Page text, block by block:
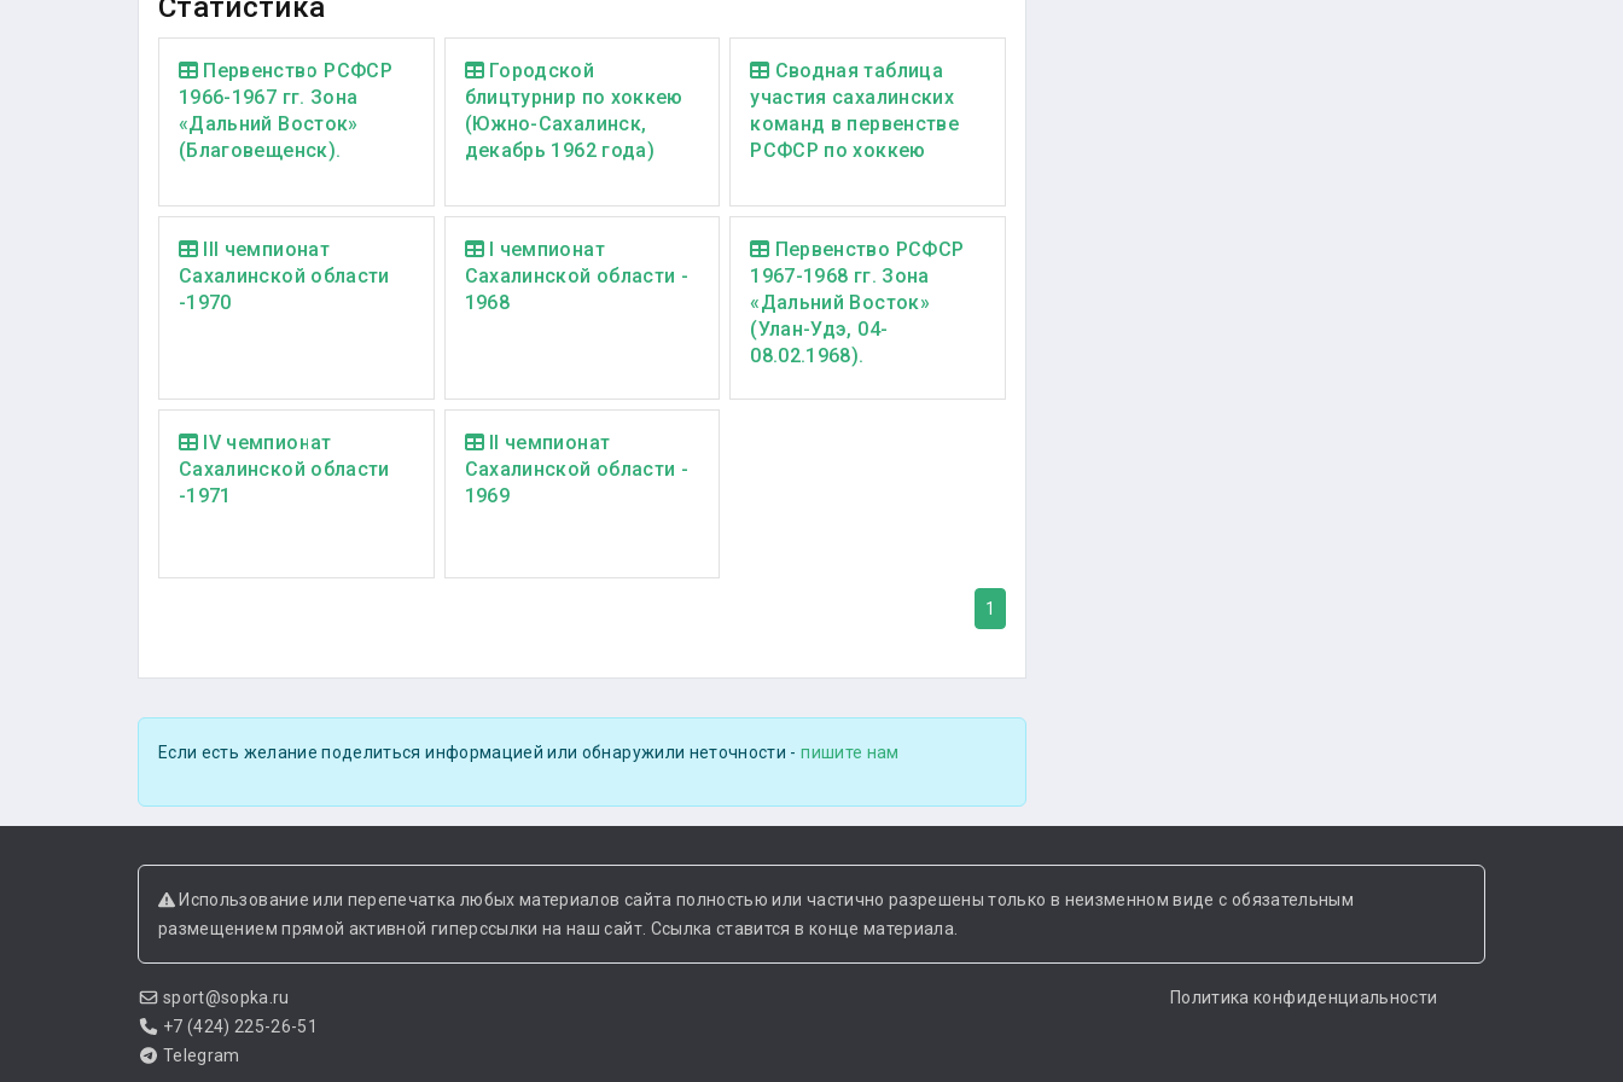
Статистика
Первенство РСФСР
1966-1967 гг. Зона
«Дальний Восток»
(Благовещенск).
Городской
блицтурнир по хоккею
(Южно-Сахалинск,
декабрь 1962 года)
Сводная таблица
участия сахалинских
команд в первенстве
РСФСР по хоккею
III чемпионат
Сахалинской области
-1970
I чемпионат
Сахалинской области -
1968
Первенство РСФСР
1967-1968 гг. Зона
«Дальний Восток»
(Улан-Удэ, 04-
08.02.1968).
IV чемпионат
Сахалинской области
-1971
II чемпионат
Сахалинской области -
1969
1
Если есть желание поделиться информацией или обнаружили неточности -пишите нам
Использование или перепечатка любых материалов сайта полностью или частично разрешены только в неизменном виде с обязательным
размещением прямой активной гиперссылки на наш сайт. Ссылка ставится в конце материала.
sport@sopka.ru
+7 (424) 225-26-51
Telegram
Политика конфиденциальности